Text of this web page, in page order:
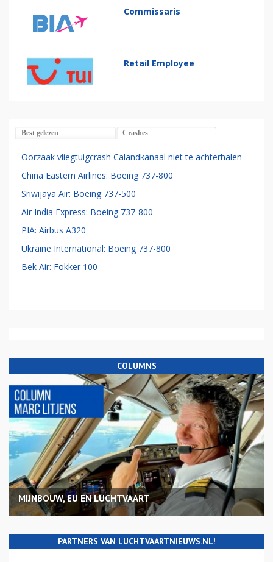
Commissaris
Retail Employee
Best gelezen Crashes
Oorzaak vliegtuigcrash Calandkanaal niet te achterhalen
China Eastern Airlines: Boeing 737-800
Sriwijaya Air: Boeing 737-500
Air India Express: Boeing 737-800
PIA: Airbus A320
Ukraine International: Boeing 737-800
Bek Air: Fokker 100
COLUMNS
MIJNBOUW, EU EN LUCHTVAART
PARTNERS VAN LUCHTVAARTNIEUWS.NL!